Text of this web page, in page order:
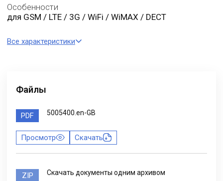
Особенности
для GSM / LTE / 3G / WiFi / WiMAX / DECT
Все характеристики
Файлы
PDF 5005400.en-GB
Просмотр Скачать
ZIP Скачать документы одним архивом